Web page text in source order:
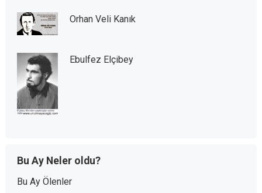
Orhan Veli Kanık
Ebulfez Elçibey
Bu Ay Neler oldu?
Bu Ay Ölenler